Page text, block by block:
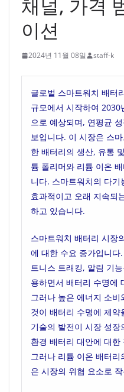
채널, 가격
이션
2024년 11월 08일 staff-k
글로벌 스마트워치 배터
규모에서 시작하여
으로 예상되며, 연평균
보입니다. 이 시장은 스
한 배터리의 생산, 유통
튬 폴리머와 리튬 이온
니다. 스마트워치의 다
효과적이고 오래 지속되
하고 있습니다.
스마트워치 배터리 시장
에 대한 수요 증가입니다
트니스 트래킹, 알림 기
용하면서 배터리 수명에
그러나 높은 에너지 소
것이 배터리 수명에 제
기술의 발전이 시장 성
환경 배터리 대안에 대
그러나 리튬 이온 배터
은 시장의 위협 요소로